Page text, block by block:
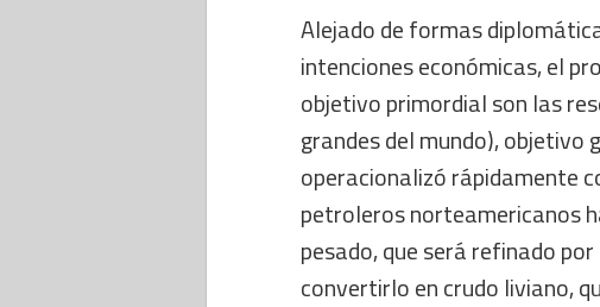
Alejado de formas
intenciones económicas, el
objetivo primordial son las
grandes del mundo), objetivo
operacionalizó rápidamente
petroleros norteamericanos
pesado, que será refinado
convertirlo en crudo liviano,